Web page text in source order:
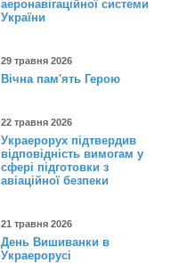
аеронавігаційної системи
України
29 травня 2026
Вічна пам'ять Герою
22 травня 2026
Украерорух підтвердив
відповідність вимогам у
сфері підготовки з
авіаційної безпеки
21 травня 2026
День Вишиванки в
Украерорусі